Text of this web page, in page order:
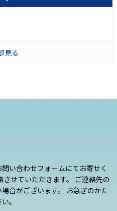
見る
い合わせフォームにてお寄せく
せていただきます。 ご連絡先の
合がございます。 お急ぎのかた
。